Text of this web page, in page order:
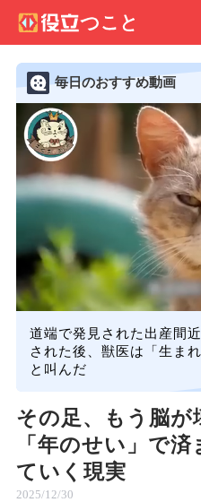
毎日のおすすめ動画
道端で発見された出産間
された後、獣医は「生ま
と叫んだ
その足、もう脳が
「年のせい」で
ていく現実
2025/12/30